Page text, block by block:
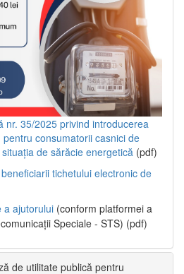
nr. 35/2025 privind introducerea
consumatorii casnici de
de sărăcie energetică (pdf)
tichetului electronic de
a ajutorului (conform platformei a
Speciale - STS) (pdf)
de utilitate publică pentru